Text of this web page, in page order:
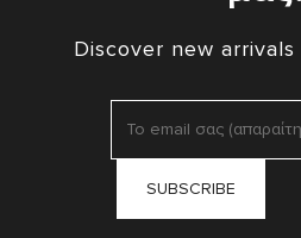
Discover new